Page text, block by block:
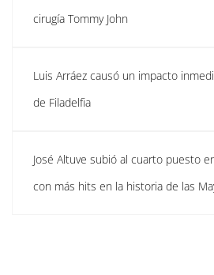
cirugía Tommy John
Luis Arráez causó un impacto
de Filadelfia
José Altuve subió al cuarto puesto
con más hits en la historia de las